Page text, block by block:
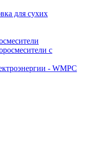
для сухих
с
- WMPC